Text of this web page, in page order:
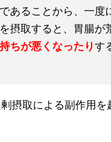
あることから、一度
摂取すると、胃腸が
ちが悪くなったりす
摂取による副作用を